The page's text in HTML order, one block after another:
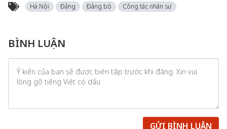
Hà Nội Đảng Đảng bộ Công tác nhân sự
BÌNH LUẬN
GỬI BÌNH LUẬN